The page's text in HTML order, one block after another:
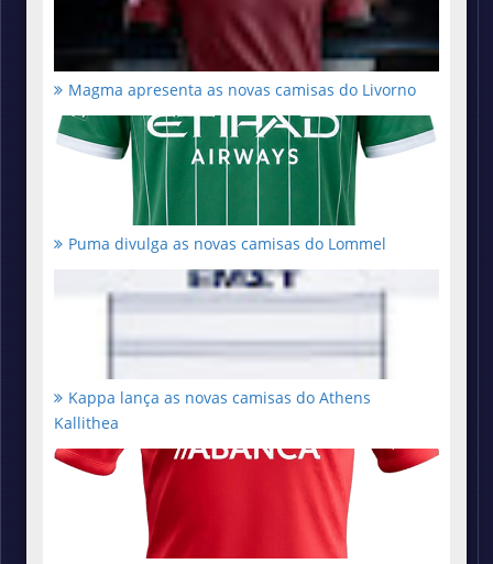
Magma apresenta as novas camisas do Livorno
Puma divulga as novas camisas do Lommel
Kappa lança as novas camisas do Athens
Kallithea